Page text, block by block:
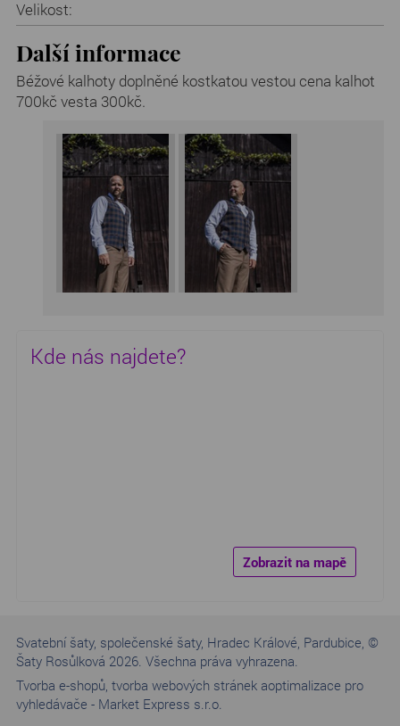
Velikost:
Další informace
Béžové kalhoty doplněné kostkatou vestou cena kalhot
700kč vesta 300kč.
Kde nás najdete?
Zobrazit na mapě
Svatební šaty, společenské šaty, Hradec Králové, Pardubice, ©
Šaty Rosůlková 2026. Všechna práva vyhrazena.
Tvorba e-shopů tvorba webových stránek aoptimalizace pro
vyhledávače - Market Express s.r.o.